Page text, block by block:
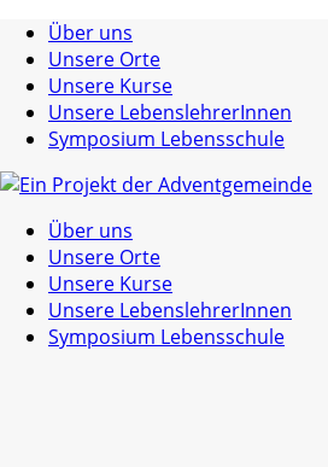
Über uns
Unsere Orte
Unsere Kurse
Unsere LebenslehrerInnen
Symposium Lebensschule
Über uns
Unsere Orte
Unsere Kurse
Unsere LebenslehrerInnen
Symposium Lebensschule